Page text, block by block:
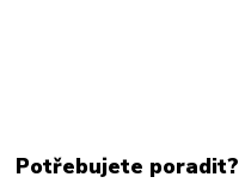
Potřebujete poradit?